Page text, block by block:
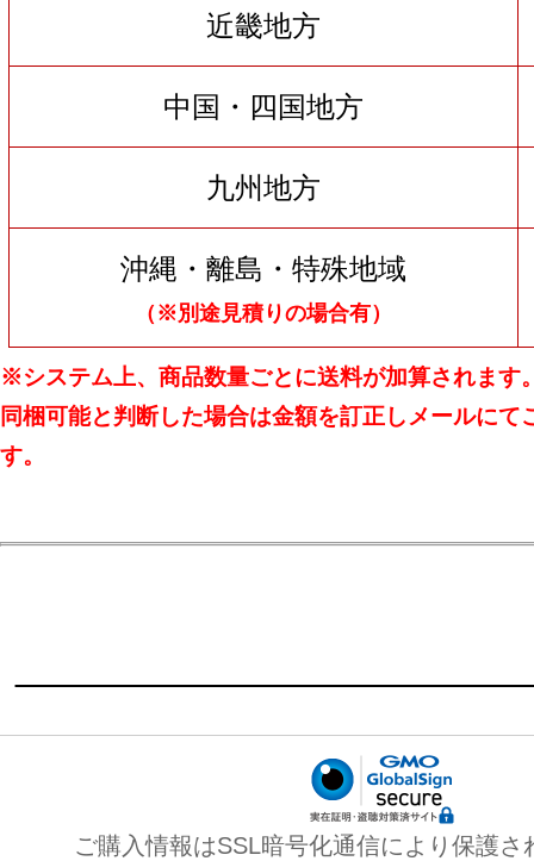
近畿地方
中国・四国地方
九州地方
沖縄・離島・特殊地域
（※別途見積りの場合有）
※システム上、商品数量ごとに送料が加算されます
同梱可能と判断した場合は金額を訂正しメールにて
す。
ご購入情報はSSL暗号化通信により保護さ